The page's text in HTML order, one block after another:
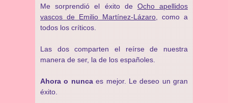
Me sorprendió el éxito de Ocho apellidos
vascos de Emilio Martínez-Lázaro , como a
todos los críticos.
Las dos comparten el reírse de nuestra
manera de ser, la de los españoles.
Ahora o nuncaes mejor. Le deseo un gran
éxito.